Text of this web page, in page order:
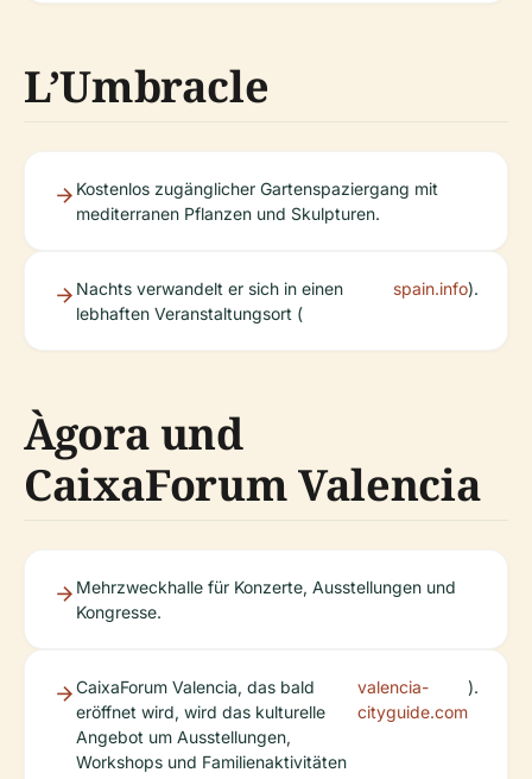
L’Umbracle
Kostenlos zugänglicher Gartenspaziergang mit
mediterranen Pflanzen und Skulpturen.
Nachts verwandelt er sich in einen
lebhaften Veranstaltungsort (
spain.info).
Àgora und
CaixaForum Valencia
Mehrzweckhalle für Konzerte, Ausstellungen und
Kongresse.
CaixaForum Valencia, das bald
eröffnet wird, wird das kulturelle
Angebot um Ausstellungen,
Workshops und Familienaktivitäten
valencia-
cityguide.com
).